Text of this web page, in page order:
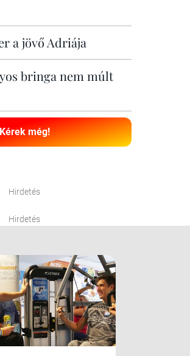
a jövő Adriája
bringa nem múlt
Kérek még!
Hirdetés
Hirdetés